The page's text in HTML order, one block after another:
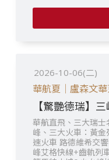
2026-10-06(二)
華航夏｜盧森文
【驚艷德瑞】
華航直飛、三大瑞
峰、三大火車：黃
速火車 路德維希交
峰艾格快線+齒軌列